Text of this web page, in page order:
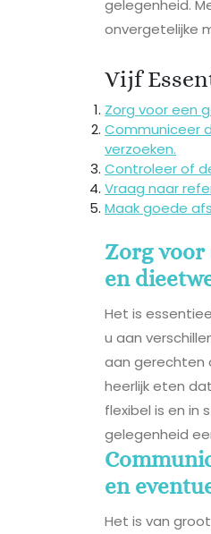
gelegenheid.
onvergetelijke
Vijf
Zorg voor een
Communiceer
verzoeken.
Controleer of
Vraag naar
Maak goede
Zorg voor
en
Het is
u aan
aan gerechten
heerlijk eten
flexibel is en in
gelegenheid
en
Het is van